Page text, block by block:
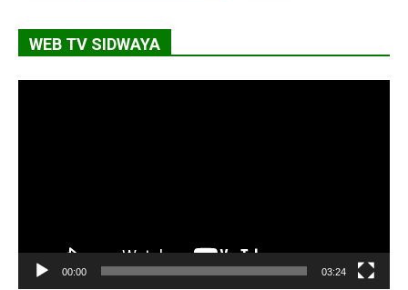
WEB TV SIDWAYA
00:00 03:24